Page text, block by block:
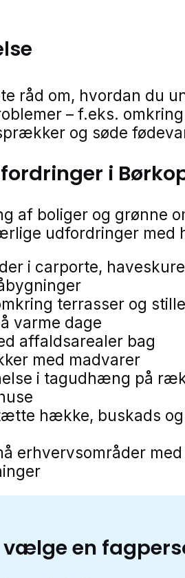
råd om, hvordan du
– f.eks.
og søde
i
af boliger og grønne
udfordringer med
i carporte,
terrasser og stille
varme dage
affaldsarealer bag
med madvarer
i tagudhæng på
hække, buskads
erhvervsområder med
vælge en